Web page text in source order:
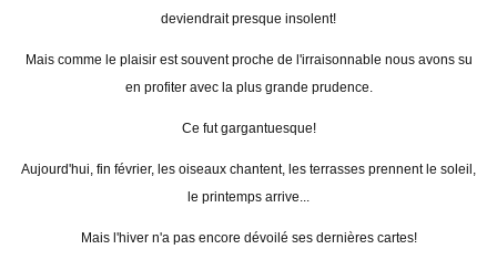
deviendrait presque insolent!
Mais comme le plaisir est souvent proche de l'irraisonnable nous avons su
en profiter avec la plus grande prudence.
Ce fut gargantuesque!
Aujourd'hui, fin février, les oiseaux chantent, les terrasses prennent le soleil,
le printemps arrive...
Mais l'hiver n'a pas encore dévoilé ses dernières cartes!